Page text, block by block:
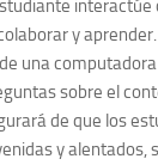
y
una
sobre el
de que los
y alentados,